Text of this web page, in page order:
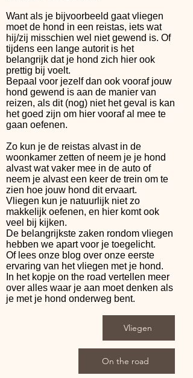
Want als je bijvoorbeeld gaat vliegen
moet de hond in een reistas, iets wat
hij/zij misschien wel niet gewend is. Of
tijdens een lange autorit is het
belangrijk dat je hond zich hier ook
prettig bij voelt.
Bepaal voor jezelf dan ook vooraf jouw
hond gewend is aan de manier van
reizen, als dit (nog) niet het geval is kan
het goed zijn om hier vooraf al mee te
gaan oefenen.
Zo kun je de reistas alvast in de
woonkamer zetten of neem je je hond
alvast wat vaker mee in de auto of
neem je alvast een keer de trein om te
zien hoe jouw hond dit ervaart.
Vliegen kun je natuurlijk niet zo
makkelijk oefenen, en hier komt ook
veel bij kijken.
De belangrijkste zaken rondom vliegen
hebben we apart voor je toegelicht.
Of lees onze blog over onze eerste
ervaring van het vliegen met je hond.
In het kopje on the road vertellen meer
over alles waar je aan moet denken als
je met je hond onderweg bent.
Vliegen
On the road